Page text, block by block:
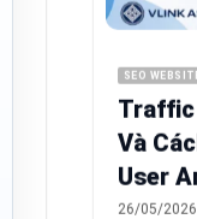
SEO
Traffic
Và
User
26/05/2026